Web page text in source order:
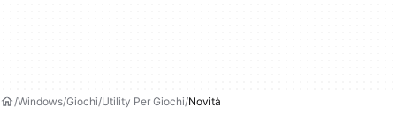
Windows Giochi Utility Per Giochi Novità